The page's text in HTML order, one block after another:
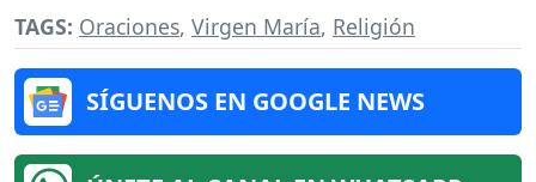
TAGS: Oraciones, Virgen María, Religión
SÍGUENOS EN GOOGLE NEWS